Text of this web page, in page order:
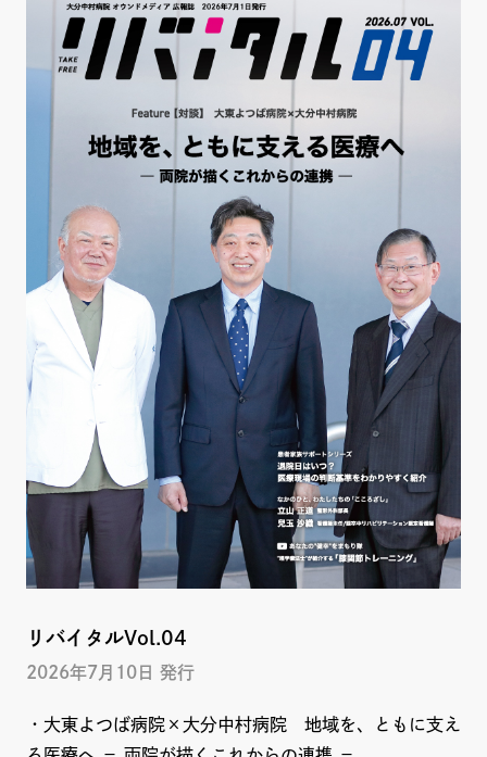
リバイタルVol.04
2026年7月10日 発行
・大東よつば病院×大分中村病院 地域を、ともに支え